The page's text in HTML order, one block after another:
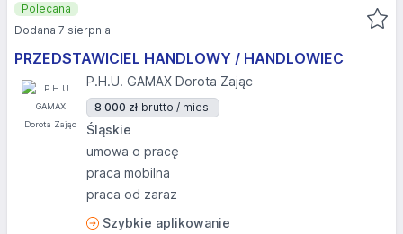
PRZEDSTAWICIEL HANDLOWY / HANDLOWIEC
P.H.U. GAMAX Dorota Zając
8 000 zł brutto / mies.
Śląskie
umowa o pracę
praca mobilna
praca od zaraz
Szybkie aplikowanie
Polecana
Dodana 7 sierpnia